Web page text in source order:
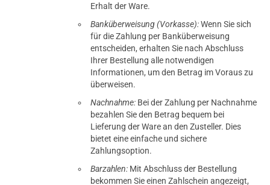
Erhalt der Ware.
Banküberweisung (Vorkasse):Wenn Sie sich
für die Zahlung per Banküberweisung
entscheiden, erhalten Sie nach Abschluss
Ihrer Bestellung alle notwendigen
Informationen, um den Betrag im Voraus zu
überweisen.
Nachnahme: Bei der Zahlung per Nachnahme
bezahlen Sie den Betrag bequem bei
Lieferung der Ware an den Zusteller. Dies
bietet eine einfache und sichere
Zahlungsoption.
Barzahlen: Mit Abschluss der Bestellung
bekommen Sie einen Zahlschein angezeigt,